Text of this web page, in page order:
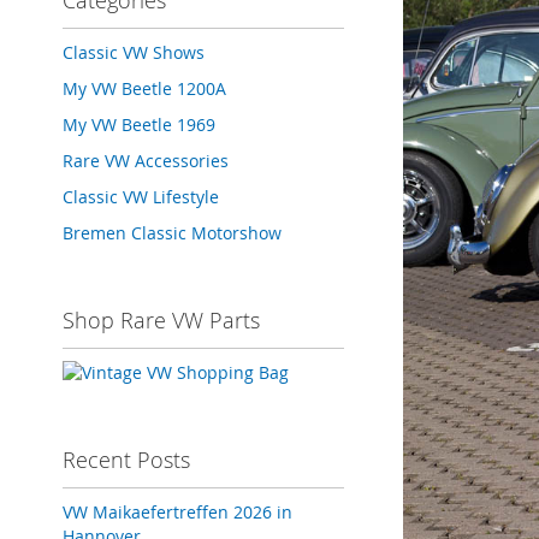
Classic VW Shows
My VW Beetle 1200A
My VW Beetle 1969
Rare VW Accessories
Classic VW Lifestyle
Bremen Classic Motorshow
Shop Rare VW Parts
Recent Posts
VW Maikaefertreffen 2026 in